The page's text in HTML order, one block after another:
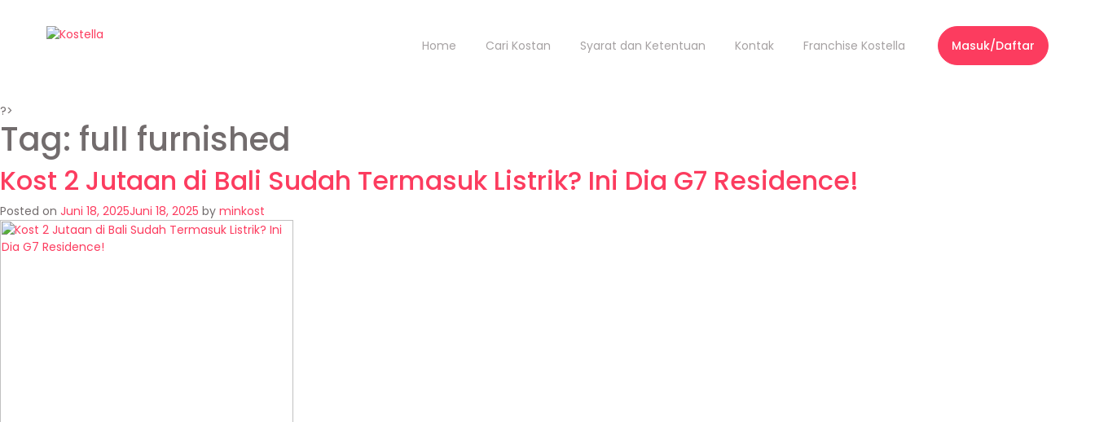
?>
Home Cari Kostan Syarat dan Ketentuan Kontak Franchise Kostella Masuk/Daftar
Tag: full furnished
Kost 2 Jutaan di Bali Sudah Termasuk Listrik? Ini Dia G7 Residence!
Posted on Juni 18, 2025Juni 18, 2025 by minkost